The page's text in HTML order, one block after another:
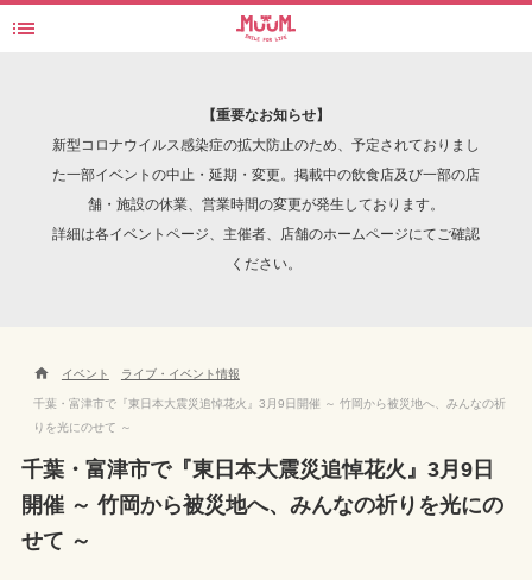
東日本大震災追悼花火
INTERVIEW

【重要なお知らせ】
新型コロナウイルス感染症の拡大防止のため、予定されておりまし
た一部イベントの中止・延期・変更。掲載中の飲食店及び一部の店
舗・施設の休業、営業時間の変更が発生しております。
詳細は各イベントページ、主催者、店舗のホームページにてご確認
ください。
 イベント ライブ・イベント情報
千葉・富津市で『東日本大震災追悼花火』3月9日開催 ～ 竹岡から被災地へ、みんなの祈
りを光にのせて ～
千葉・富津市で『東日本大震災追悼花火』3月9日
開催 ～ 竹岡から被災地へ、みんなの祈りを光にの
せて ～